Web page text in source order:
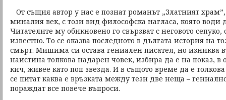
От същия автор у нас е познат романът „Златният
миналия век, с този вид философска нагласа, която
Читателите му обикновено го свързват с неговото
известно. То се оказва последното в дългата история на
смърт. Мишима си остава гениален писател, но изниква
наистина толкова надарен човек, избира да е на показ, в
кич, живее като поп звезда. И в същото време да е
се питат каква е връзката между тези две неща –
пораждат все повече въпроси.